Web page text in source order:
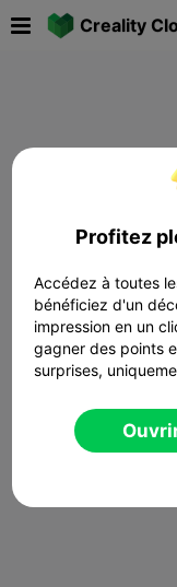
Creality
Profitez
Accédez à toutes
bénéficiez d'un
impression en un
gagner des points
surprises,